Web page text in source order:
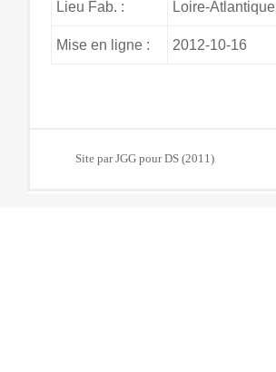
Lieu Fab. : Loire-Atlantique
Mise en ligne : 2012-10-16
Site par JGG pour DS (2011)